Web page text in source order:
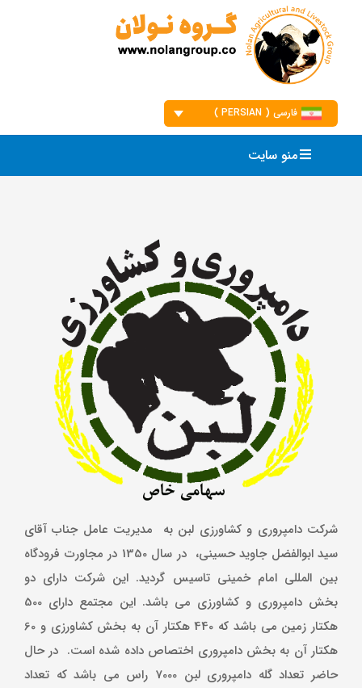
content
فارسی ( PERSIAN )
منو سایت
شرکت دامپروری و کشاورزی لبن به مدیریت عامل جناب آقای
سید ابوالفضل جاوید حسینی، در سال 1350 در مجاورت فرودگاه
بین المللی امام خمینی تاسیس گردید. این شرکت دارای دو
بخش دامپروری و کشاورزی می باشد. این مجتمع دارای 500
هکتار زمین می باشد که 440 هکتار آن به بخش کشاورزی و 60
هکتار آن به بخش دامپروری اختصاص داده شده است. در حال
حاضر تعداد گله دامپروری لبن 7000 راس می باشد که تعداد